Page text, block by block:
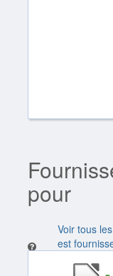
pour
Voir tous
est